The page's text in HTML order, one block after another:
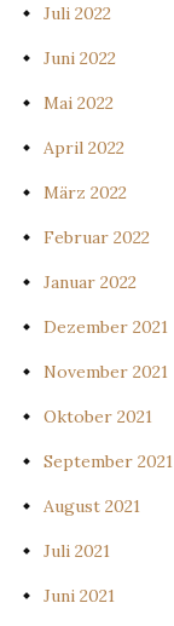
Juli 2022
Juni 2022
Mai 2022
April 2022
März 2022
Februar 2022
Januar 2022
Dezember 2021
November 2021
Oktober 2021
September 2021
August 2021
Juli 2021
Juni 2021